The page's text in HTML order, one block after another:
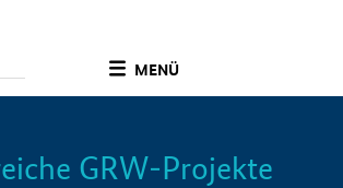
MENÜ
Info
GRW-Projekte